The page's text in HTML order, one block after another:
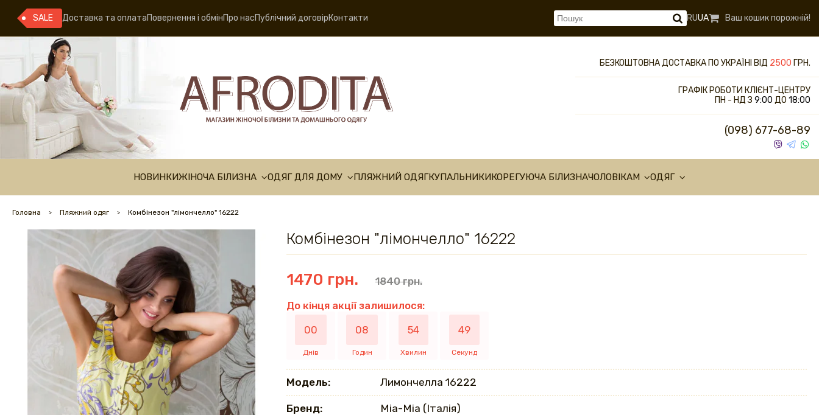
SALE Доставка та оплатаПовернення і обмінПро насПублічний договірКонтакти RUUA Ваш кошик порожній!
БЕЗКОШТОВНА ДОСТАВКА ПО УКРАЇНІ ВІД 2500 ГРН.
ГРАФІК РОБОТИ КЛІЄНТ-ЦЕНТРУ
ПН - НД З 9:00 ДО 18:00
(098) 677-68-89
НОВИНКИЖІНОЧА БІЛИЗНА ОДЯГ ДЛЯ ДОМУ ПЛЯЖНИЙ ОДЯГКУПАЛЬНИКИКОРЕГУЮЧА БІЛИЗНАЧОЛОВІКАМ ОДЯГ
Головна Пляжний одяг Комбінезон "лімончелло" 16222
Комбінезон "лімончелло" 16222
1470 грн.
1840 грн.
До кінця акції залишилося:
00
Днів
08
Годин
54
Хвилин
48
Секунд
Модель: Лимончелла 16222
Бренд: Mia-Mia (Італія)